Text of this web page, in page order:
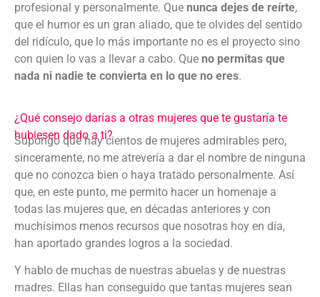
profesional y personalmente. Que nunca dejes de reírte,
que el humor es un gran aliado, que te olvides del sentido
del ridículo, que lo más importante no es el proyecto sino
con quien lo vas a llevar a cabo. Que no permitas que
nada ni nadie te convierta en lo que no eres.
¿Qué consejo darías a otras mujeres que te gustaría te
hubiesen dado a ti?
Supongo que hay cientos de mujeres admirables pero,
sinceramente, no me atrevería a dar el nombre de ninguna
que no conozca bien o haya tratado personalmente. Así
que, en este punto, me permito hacer un homenaje a
todas las mujeres que, en décadas anteriores y con
muchísimos menos recursos que nosotras hoy en día,
han aportado grandes logros a la sociedad.
Y hablo de muchas de nuestras abuelas y de nuestras
madres. Ellas han conseguido que tantas mujeres sean